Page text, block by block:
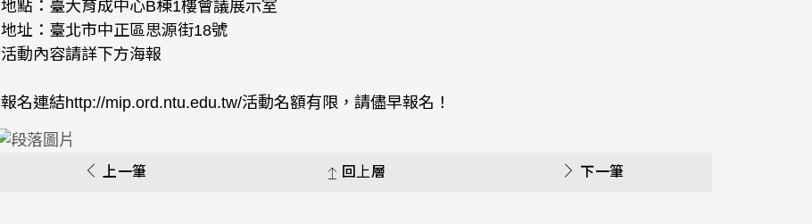
地點：臺大育成中心B棟1樓會議展示室
地址：臺北市中正區思源街18號
活動內容請詳下方海報
報名連結http://mip.ord.ntu.edu.tw/活動名額有限，請儘早報名！
上一筆 回上層 下一筆